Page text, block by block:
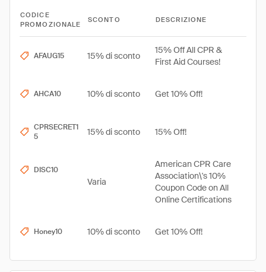
CODICE
PROMOZIONALE
SCONTO DESCRIZIONE
AFAUG15 15% di sconto
15% Off All CPR &
First Aid Courses!
AHCA10 10% di sconto Get 10% Off!
CPRSECRET1
5
15% di sconto 15% Off!
DISC10
Varia
American CPR Care
Association\'s 10%
Coupon Code on All
Online Certifications
Honey10 10% di sconto Get 10% Off!